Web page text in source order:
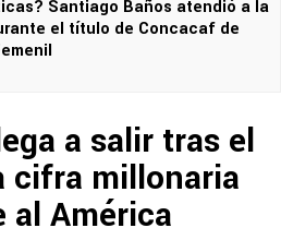
Santiago Baños atendió a la
el título de Concacaf de
a salir tras el
cifra millonaria
al América